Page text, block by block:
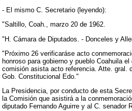
- El mismo C. Secretario (leyendo):
"Saltillo, Coah., marzo 20 de 1962.
"H. Cámara de Diputados. - Donceles y
"Próximo 26 verificaráse acto
honroso para gobierno y pueblo Coahuila
comisión asista acto referencia. Atte. gral.
Gob. Constitucional Edo."
La Presidencia, por conducto de esta
la Comisión que asistirá a la
diputado Fernando Aguirre y al C. senador